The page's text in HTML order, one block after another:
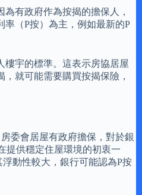
有政府作為按揭的擔保人，
（P按）為主，例如最新的P
樓宇的標準。這表示房協居屋
就可能需要購買按揭保險，
委會居屋有政府擔保，對於銀
提供穩定住屋環境的初衷一
動性較大，銀行可能認為P按